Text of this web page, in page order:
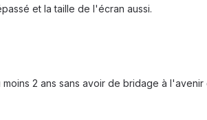
et la taille de l'écran aussi.
2 ans sans avoir de bridage à